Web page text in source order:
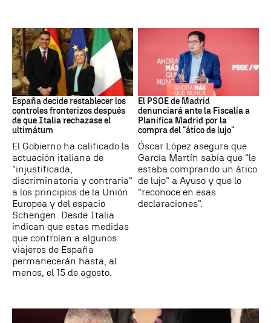
CRISIS MIGRATORIA
España decide restablecer los
controles fronterizos después
de que Italia rechazase el
ultimátum
El Gobierno ha calificado la
actuación italiana de
"injustificada,
discriminatoria y contraria"
a los principios de la Unión
Europea y del espacio
Schengen. Desde Italia
indican que estas medidas
que controlan a algunos
viajeros de España
permanecerán hasta, al
menos, el 15 de agosto.
PSOE MADRID
El PSOE de Madrid
denunciará ante la Fiscalía a
Planifica Madrid por la
compra del "ático de lujo"
Óscar López asegura que
García Martín sabía que "le
estaba comprando un ático
de lujo" a Ayuso y que lo
"reconoce en esas
declaraciones".